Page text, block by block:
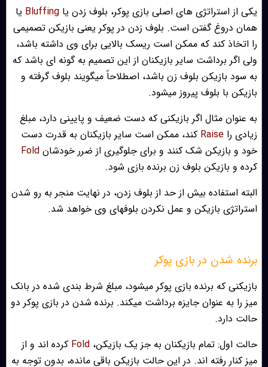
یکی از استراتژی های اصلی بازی پوکر، بلوف زدن یا Bluffing یا
همان دروغ گفتن است. بلوف زدن در پوکر یعنی بازیکن تصمیمی
را اتخاذ کند که ممکن است ریسک بالایی برای وی داشته باشد،
ولی اگر برداشت سایر بازیکنان از این تصمیم به گونه ای باشد که
به سود بازیکن بلوف زن باشد، اصطلاحاً میگویند بلوف گرفته و
بازیکن با بلوف پیروز میشود.
به عنوان مثال اگر بازیکنی که دست ضعیف و پایینی دارد، مبلغ
زیادی را Raise کند، ممکن است سایر بازیکنان به قدرت دست
خود و بازیکن شک کنند و برای جلوگیری از ضرر خودشان
کرده و بازیکن بلوف زن برنده بازی شود.
البته استفاده بیش از حد از بلوف زدن، در نهایت منجر به رو شدن
استراتژی بازیکن و عمل نکردن بلوفهای وی خواهد شد.
برنده شدن در بازی پوکر
بازیکنی که برنده بازی پوکر میشود، مبلغ شرط بندی شده در بانک
میز را به عنوان جایزه برداشت میکند. برنده شدن در بازی پوکر دو
حالت دارد.
حالت اول: تمام بازیکنان به جز یک بازیکن، Fold کرده اند و از
میز کنار رفته اند. در این حالت بازیکن باقی مانده، بدون توجه به